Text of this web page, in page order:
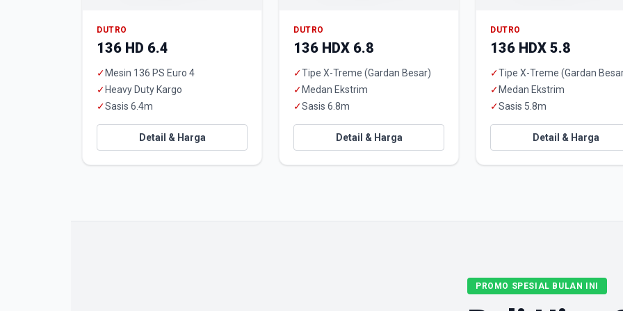
DUTRO
136 HD 6.4
✓ Mesin 136 PS Euro 4
✓ Heavy Duty Kargo
✓Sasis 6.4m
Detail & Harga
DUTRO
136 HDX 6.8
✓Tipe X-Treme (Gardan Besar)
✓ Medan Ekstrim
✓Sasis 6.8m
Detail & Harga
DUTRO
136 HDX 5.8
✓Tipe X-Treme (Gardan
✓ Medan Ekstrim
✓Sasis 5.8m
Detail & Harga
PROMO SPESIAL BULAN INI